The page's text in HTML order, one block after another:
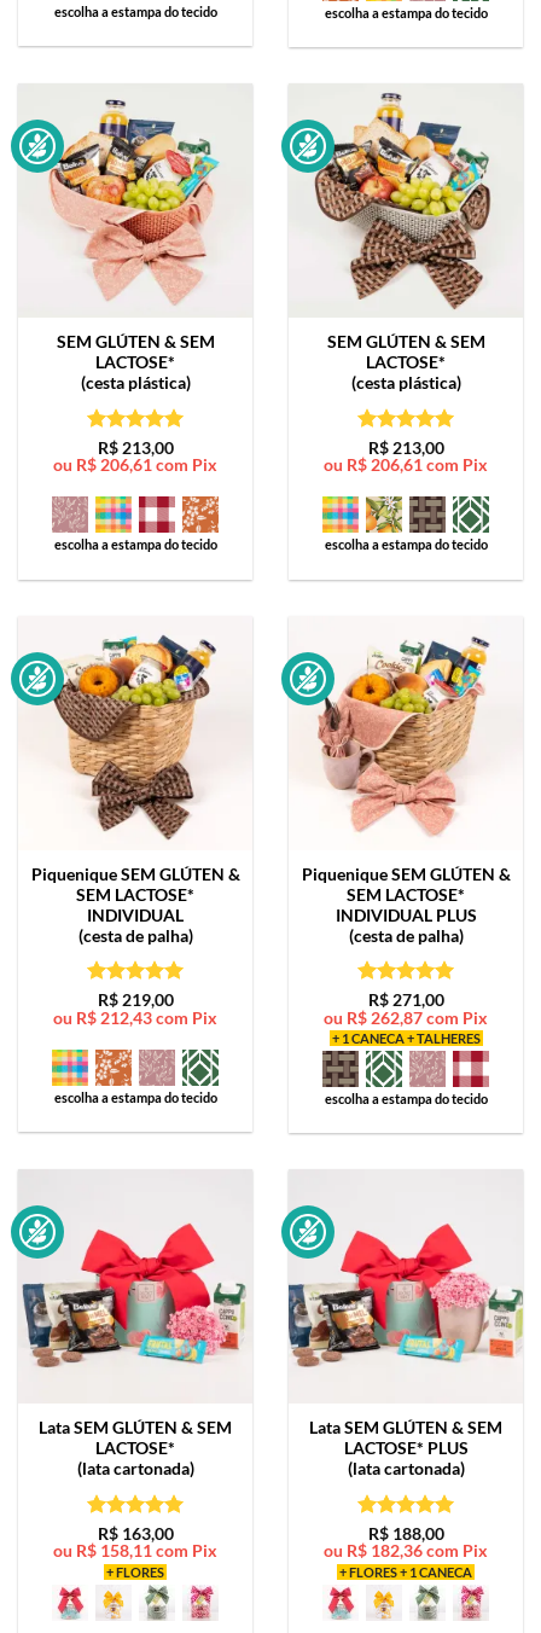
escolha a estampa do tecido escolha a estampa do tecido
SEM GLÚTEN & SEM
LACTOSE*
(cesta plástica)
Avaliação5
de 5
R$213,00
ou R$ 206,61 com Pix
escolha a estampa do tecido
SEM GLÚTEN & SEM
LACTOSE*
(cesta plástica)
Avaliação5
de 5
R$213,00
ou R$ 206,61 com Pix
escolha a estampa do tecido
Piquenique SEM GLÚTEN &
SEM LACTOSE*
INDIVIDUAL
(cesta de palha)
Avaliação5
de 5
R$219,00
ou R$ 212,43com Pix
escolha a estampa do tecido
Piquenique SEM GLÚTEN &
SEM LACTOSE*
INDIVIDUAL PLUS
(cesta de palha)
Avaliação5
de 5
R$271,00
ou R$ 262,87com Pix
+ 1 CANECA + TALHERES
escolha a estampa do tecido
LataSEM GLÚTEN & SEM
LACTOSE*
(lata cartonada)
Avaliação5
de 5
R$163,00
ou R$ 158,11 com Pix
+ FLORES
LataSEM GLÚTEN & SEM
LACTOSE* PLUS
(lata cartonada)
Avaliação5
de 5
R$188,00
ou R$ 182,36com Pix
+ FLORES + 1 CANECA